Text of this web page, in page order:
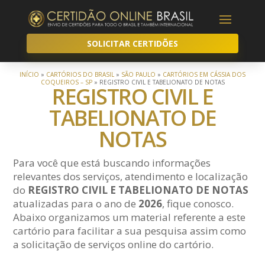
SOLICITAR CERTIDÕES
INÍCIO » CARTÓRIOS DO BRASIL » SÃO PAULO » CARTÓRIOS EM CÁSSIA DOS
COQUEIROS – SP» REGISTRO CIVIL E TABELIONATO DE NOTAS
REGISTRO CIVIL E
TABELIONATO DE
NOTAS
Para você que está buscando informações
relevantes dos serviços, atendimento e localização
do REGISTRO CIVIL E TABELIONATO DE NOTAS
atualizadas para o ano de 2026, fique conosco.
Abaixo organizamos um material referente a este
cartório para facilitar a sua pesquisa assim como
a solicitação de serviços online do cartório.